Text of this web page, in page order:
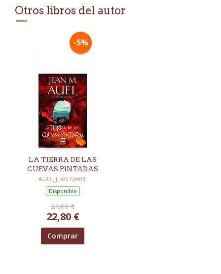
Otros libros del autor
-5%
LA TIERRA DE LAS
CUEVAS PINTADAS
AUEL, JEAN MARIE
Disponible
24,00 €
22,80 €
Comprar